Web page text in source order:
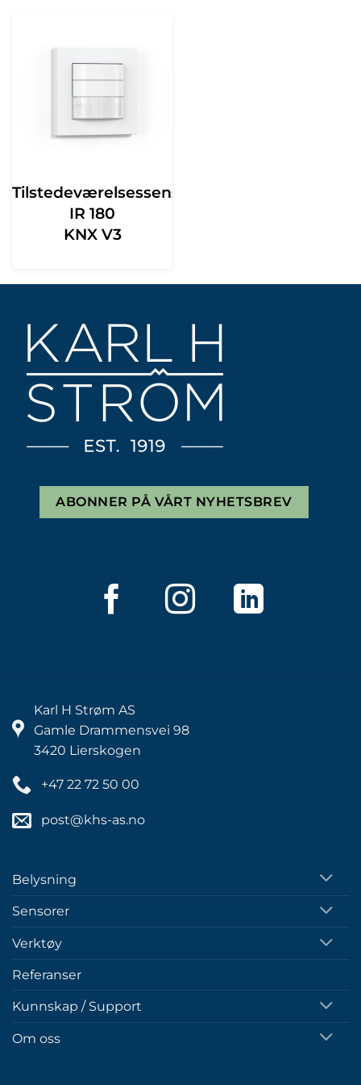
Tilstedeværelsessensor
IR 180
KNX V3
ABONNER PÅ VÅRT NYHETSBREV
Karl H Strøm AS
Gamle Drammensvei 98
3420 Lierskogen
+47 22 72 50 00
post@khs-as.no
Belysning
Sensorer
Verktøy
Referanser
Kunnskap / Support
Om oss